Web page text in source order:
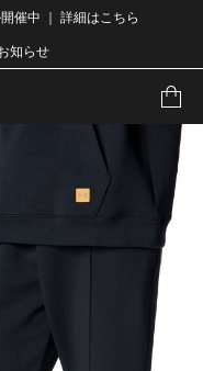
催中 ｜ 詳細はこちら
知らせ